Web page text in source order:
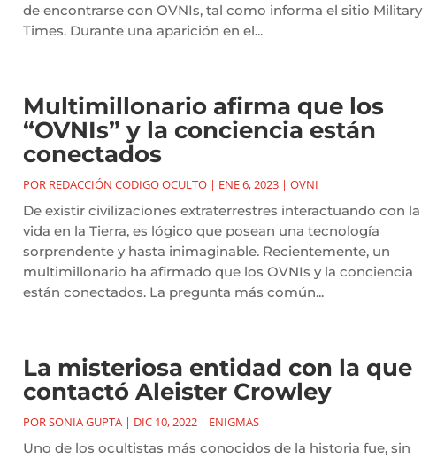
de encontrarse con OVNIs, tal como informa el sitio Military
Times. Durante una aparición en el...
Multimillonario afirma que los
“OVNIs” y la conciencia están
conectados
POR REDACCIÓN CODIGO OCULTO| ENE 6, 2023| OVNI
De existir civilizaciones extraterrestres interactuando con la
vida en la Tierra, es lógico que posean una tecnología
sorprendente y hasta inimaginable. Recientemente, un
multimillonario ha afirmado que los OVNIs y la conciencia
están conectados. La pregunta más común...
La misteriosa entidad con la que
contactó Aleister Crowley
PORSONIA GUPTA| DIC 10, 2022| ENIGMAS
Uno de los ocultistas más conocidos de la historia fue, sin